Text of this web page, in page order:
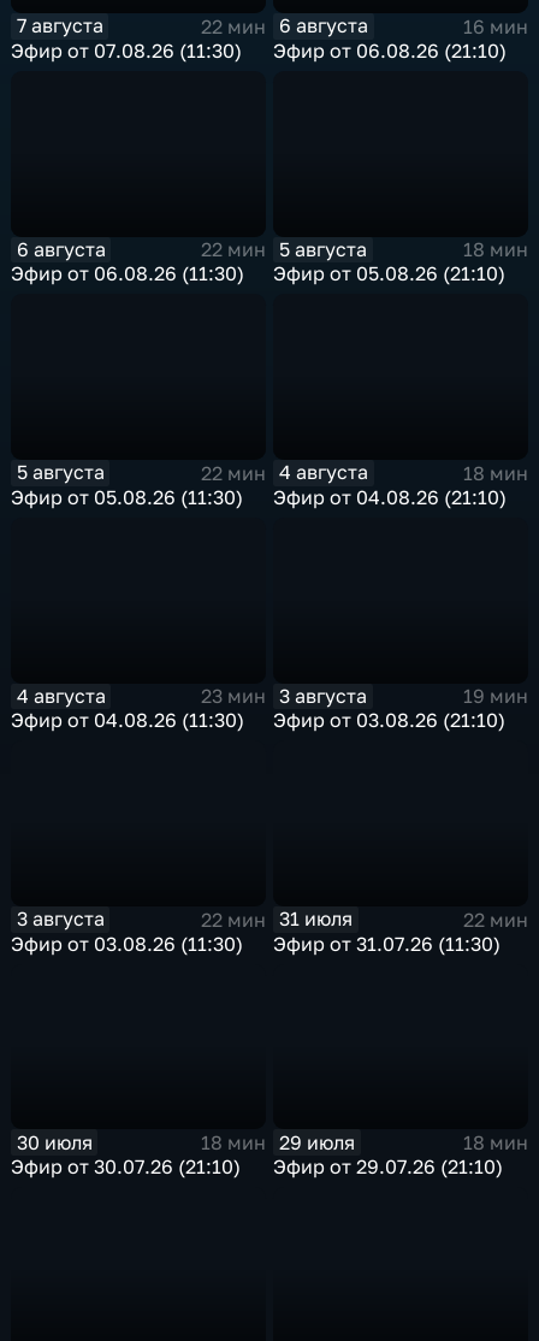
7 августа
22 мин
Эфир от 07.08.26 (11:30)
6 августа
16 мин
Эфир от 06.08.26 (21:10)
6 августа
22 мин
Эфир от 06.08.26 (11:30)
5 августа
18 мин
Эфир от 05.08.26 (21:10)
5 августа
22 мин
Эфир от 05.08.26 (11:30)
4 августа
18 мин
Эфир от 04.08.26 (21:10)
4 августа
23 мин
Эфир от 04.08.26 (11:30)
3 августа
19 мин
Эфир от 03.08.26 (21:10)
3 августа
22 мин
Эфир от 03.08.26 (11:30)
31 июля
22 мин
Эфир от 31.07.26 (11:30)
30 июля
18 мин
Эфир от 30.07.26 (21:10)
29 июля
18 мин
Эфир от 29.07.26 (21:10)